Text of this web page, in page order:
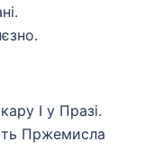
I у Празі.
Пржемисла